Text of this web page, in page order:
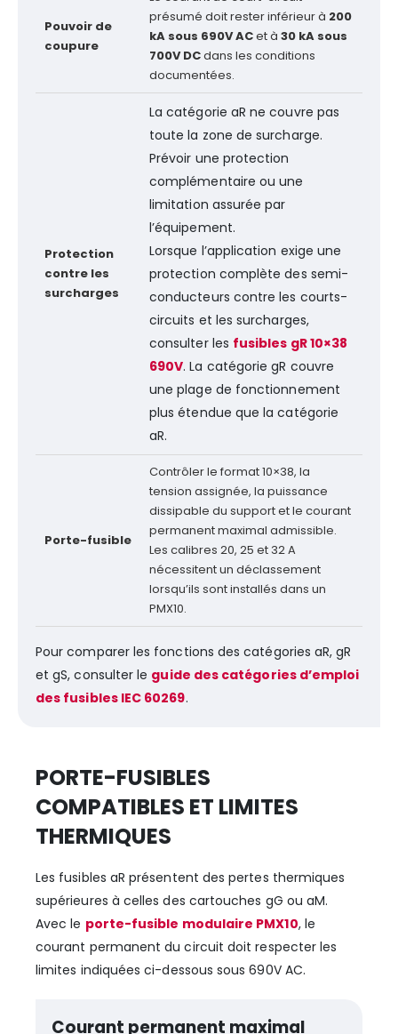
Pouvoir de
coupure
présumé doit rester inférieur à 200
kA sous 690V ACet à 30 kA sous
700V DCdans les conditions
documentées.
Protection
contre les
surcharges
La catégorie aR ne couvre pas
toute la zone de surcharge.
Prévoir une protection
complémentaire ou une
limitation assurée par
l’équipement.
Lorsque l’application exige une
protection complète des semi-
conducteurs contre les courts-
circuits et les surcharges,
consulter les fusibles gR 10×38
690V. La catégorie gR couvre
une plage de fonctionnement
plus étendue que la catégorie
aR.
Porte-fusible
Contrôler le format 10×38, la
tension assignée, la puissance
dissipable du support et le courant
permanent maximal admissible.
Les calibres 20, 25 et 32 A
nécessitent un déclassement
lorsqu’ils sont installés dans un
PMX10.
Pour comparer les fonctions des catégories aR, gR
et gS, consulter le guide des catégories d’emploi
des fusibles IEC 60269.
PORTE-FUSIBLES
COMPATIBLES ET LIMITES
THERMIQUES
Les fusibles aR présentent des pertes thermiques
supérieures à celles des cartouches gG ou aM.
Avec le porte-fusible modulaire PMX10, le
courant permanent du circuit doit respecter les
limites indiquées ci-dessous sous 690V AC.
Courant permanent maximal